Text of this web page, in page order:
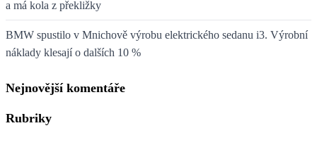
a má kola z překližky
BMW spustilo v Mnichově výrobu elektrického sedanu i3. Výrobní
náklady klesají o dalších 10 %
Nejnovější komentáře
Rubriky